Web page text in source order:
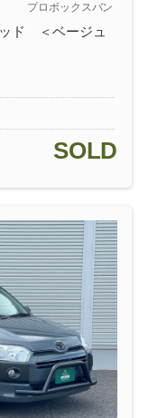
プロボックスバン
ド ＜ベージュ
SOLD